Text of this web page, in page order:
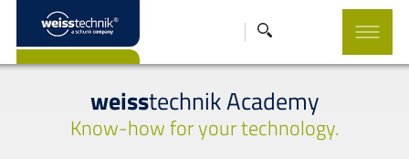
weisstechnik Academy
Know-how for your technology.